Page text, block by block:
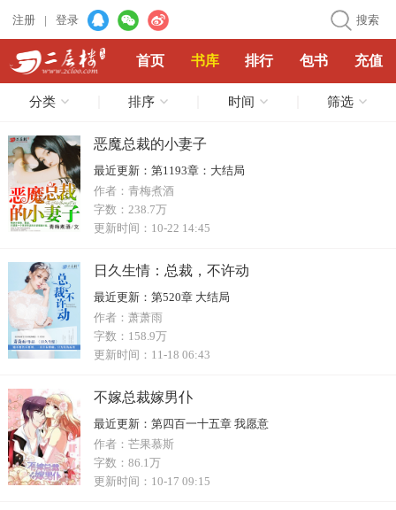
注册 | 登录 搜索
首页 书库 排行 包书 充值
分类 排序 时间 筛选
恶魔总裁的小妻子
最近更新： 第1193章：大结局
作者： 青梅煮酒
字数： 238.7万
更新时间： 10-22 14:45
日久生情：总裁，不许动
最近更新：
第520章 大结局
作者： 萧萧雨
字数： 158.9万
更新时间： 11-18 06:43
不嫁总裁嫁男仆
最近更新： 第四百一十五章 我愿意
作者： 芒果慕斯
字数： 86.1万
更新时间： 10-17 09:15